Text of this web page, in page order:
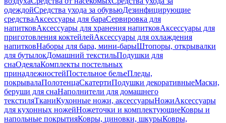
одеждойСредства ухода за обувьюДезинфицирующие
средстваАксессуары для бараСервировка для
напитковАксессуары для хранения напитковАксессуары для
приготовления коктейлейАксессуары для охлаждения
напитковНаборы для бара, мини-барыШтопоры, открывалки
для бутылокДомашний текстильПодушки для
снаОдеялаКомплекты постельных
принадлежностейПостельное бельеПледы,
покрывалаПолотенцаСкатертиПодушки декоративныеМаски,
беруши для снаНаполнители для домашнего
текстиляТканиКухонные ножи, аксессуарыНожиАксессуары
для кухонных ножейНожеточки и комплектующиеКовры и
напольные покрытияКовры, циновки, шкурыКовры,